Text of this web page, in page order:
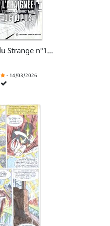
Poster original du Strange n°110 dessiné par Jean-Yves Mitton - L'Araignée contre le Dr. Octopus - planche originale - comic art
- 14/03/2026